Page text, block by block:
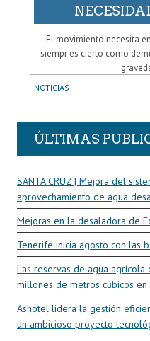
El movimiento necesita
siempr es cierto como
NOTICIAS
ÚLTIMAS
SANTA CRUZ | Mejora del
aprovechamiento de agua
Mejoras en la desaladora de
Tenerife inicia agosto con las
Las reservas de agua
millones de metros cúbicos
Ashotel lidera la gestión
un ambicioso proyecto